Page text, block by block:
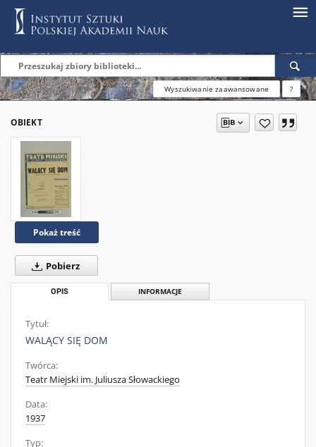
Wyszukiwanie zaawansowane ?
OBIEKT
Pokaż treść
Pobierz
OPIS INFORMACJE
Tytuł:
WALĄCY SIĘ DOM
Twórca:
Teatr Miejski im. Juliusza Słowackiego
Data:
1937
Typ: